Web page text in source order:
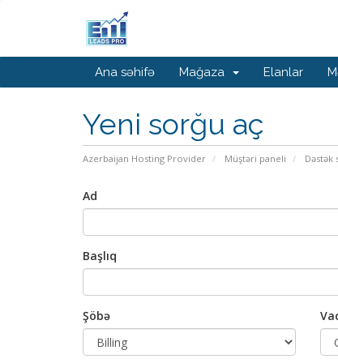
Ana səhifə Mağaza Elanlar
Yeni sorğu aç
Azerbaijan Hosting Provider Müştəri paneli Dəstək
Ad
Başlıq
Şöbə